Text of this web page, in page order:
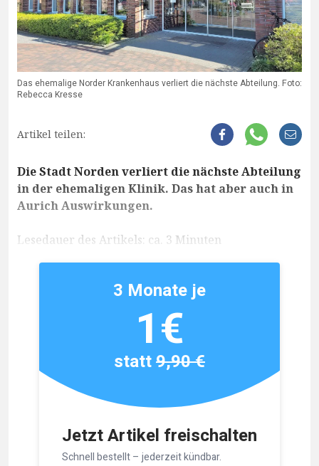
Das ehemalige Norder Krankenhaus verliert die nächste Abteilung. Foto:
Rebecca Kresse
Artikel teilen:
Die Stadt Norden verliert die nächste Abteilung
in der ehemaligen Klinik. Das hat aber auch in
Aurich Auswirkungen.
Lesedauer des Artikels: ca. 3 Minuten
Jetzt Artikel freischalten
Schnell bestellt – jederzeit kündbar.
3 Monate je
1€
statt9,90 €